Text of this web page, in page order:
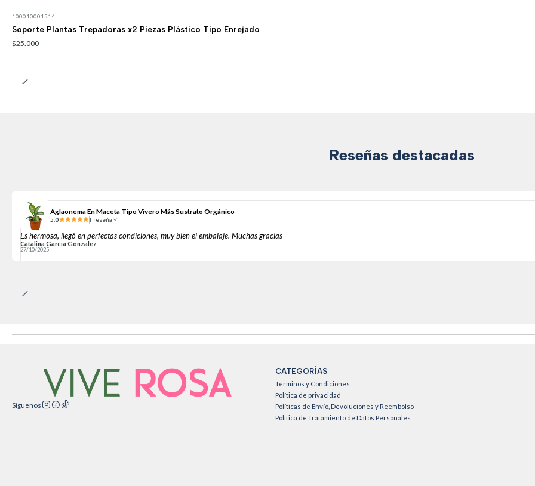
100010001514|
Soporte Plantas Trepadoras x2 Piezas Plástico Tipo Enrejado
$25.000
Reseñas destacadas
Aglaonema En Maceta Tipo Vivero Más Sustrato Orgánico
5.0 1 reseña
Es hermosa, llegó en perfectas condiciones, muy bien el embalaje. Muchas gracias
Catalina García Gonzalez
27/10/2025
Síguenos
CATEGORÍAS
Términos y Condiciones
Política de privacidad
Políticas de Envío, Devoluciones y Reembolso
Política de Tratamiento de Datos Personales